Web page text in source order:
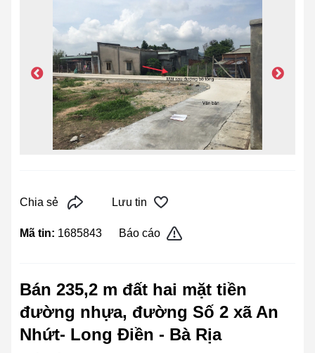
Chia sẻ Lưu tin
Mã tin: 1685843 Báo cáo
Bán 235,2 m đất hai mặt tiền
đường nhựa, đường Số 2 xã An
Nhứt- Long Điền - Bà Rịa